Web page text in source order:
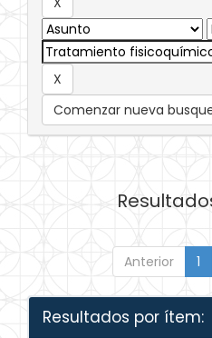
Comenzar nueva
Anterior 1
Resultados por ítem: